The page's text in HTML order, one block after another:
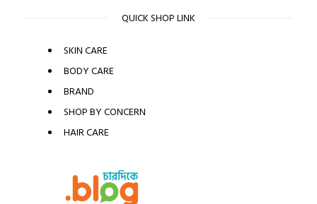
QUICK SHOP LINK
SKIN CARE
BODY CARE
BRAND
SHOP BY CONCERN
HAIR CARE